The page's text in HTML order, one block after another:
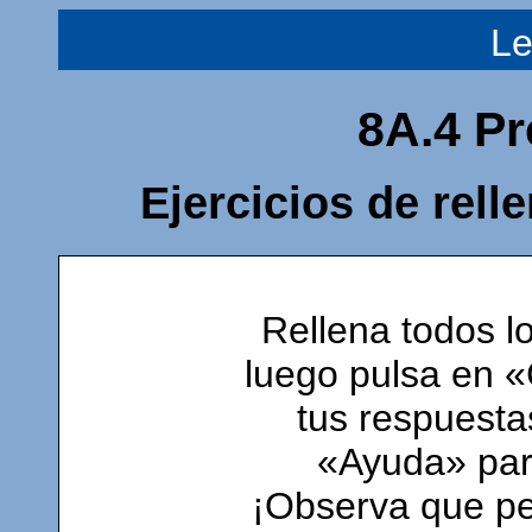
8A.4
Ejercicios de
Rellena todos
luego pulsa en
tus
«Ayuda»
¡Observa que